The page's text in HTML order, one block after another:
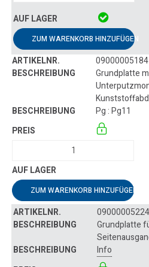
ZUM WARENKORB HINZUFÜGEN
09000005184
Grundplatte
Pg : Pg11
ZUM WARENKORB HINZUFÜGEN
09000005224
Grundplatte
Info